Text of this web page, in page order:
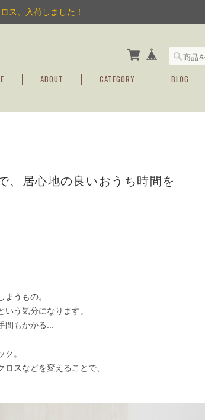
ス、入荷しました！
ABOUT CATEGORY BLOG
、居心地の良いおうち時間を
うもの。
う気分になります。
もかかる...
。
スなどを変えることで、